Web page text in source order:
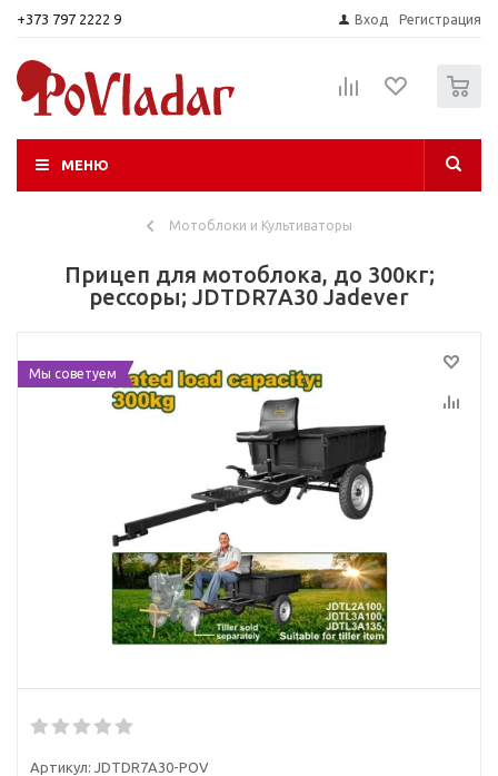
+373 797 2222 9 Вход Регистрация
МЕНЮ
Мотоблоки и Культиваторы
Прицеп для мотоблока, до 300кг;
рессоры; JDTDR7A30 Jadever
Мы советуем
Артикул: JDTDR7A30-POV